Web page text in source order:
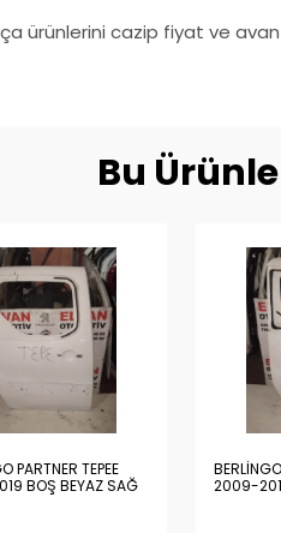
ürünlerini cazip fiyat ve
Bu
PARTNER TEPEE
BOŞ BEYAZ SAĞ
2009-
KAPALI